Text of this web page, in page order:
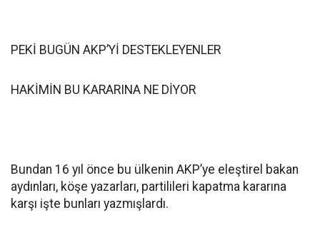
PEKİ BUGÜN AKP’Yİ DESTEKLEYENLER
HAKİMİN BU KARARINA NE DİYOR
Bundan 16 yıl önce bu ülkenin AKP’ye eleştirel bakan
aydınları, köşe yazarları, partilileri kapatma kararına
karşı işte bunları yazmışlardı.